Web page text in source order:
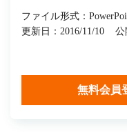
ファイル形式：
更新日：2016/11/10
公
無料会員